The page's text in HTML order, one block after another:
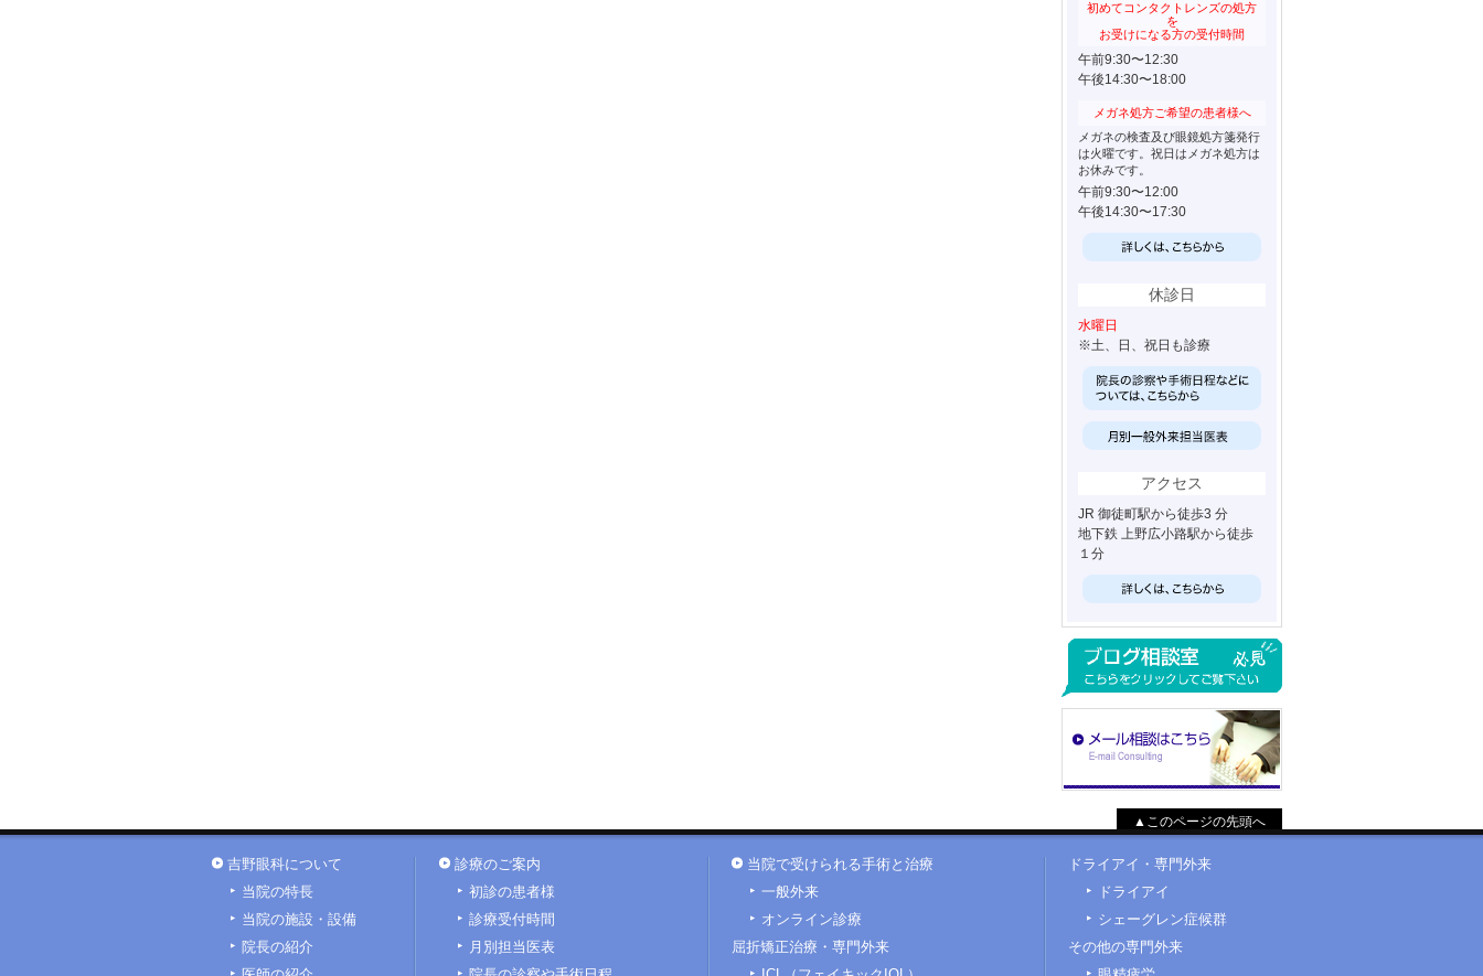
初めてコンタクトレンズの処方
を
お受けになる方の受付時間
午前9:30〜12:30
午後14:30〜18:00
メガネ処方ご希望の患者様へ
メガネの検査及び眼鏡処方箋発行
は火曜です。祝日はメガネ処方は
お休みです。
午前9:30〜12:00
午後14:30〜17:30
休診日
水曜日
※土、日、祝日も診療
アクセス
JR 御徒町駅から徒歩3 分
地下鉄 上野広小路駅から徒歩
１分
▲このページの先頭へ
吉野眼科について
当院の特長
当院の施設・設備
院長の紹介
診療のご案内
初診の患者様
診療受付時間
月別担当医表
当院で受けられる手術と治療
一般外来
オンライン診療
屈折矯正治療・専門外来
ドライアイ・専門外来
ドライアイ
シェーグレン症候群
その他の専門外来